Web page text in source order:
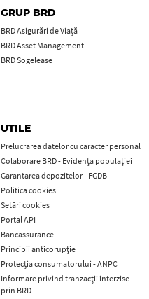
GRUP BRD
BRD Asigurări de Viață
BRD Asset Management
BRD Sogelease
UTILE
Prelucrarea datelor cu caracter personal
Colaborare BRD - Evidența populației
Garantarea depozitelor - FGDB
Politica cookies
Setări cookies
Portal API
Bancassurance
Principii anticorupţie
Protecţia consumatorului - ANPC
Informare privind tranzacții interzise
prin BRD